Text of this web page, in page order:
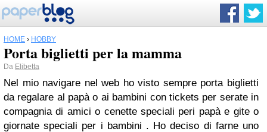
HOME › HOBBY
Porta biglietti per la mamma
Da Elibetta
Nel mio navigare nel web ho visto sempre porta biglietti
da regalare al papà o ai bambini con tickets per serate in
compagnia di amici o cenette speciali peri papà e gite o
giornate speciali per i bambini . Ho deciso di farne uno